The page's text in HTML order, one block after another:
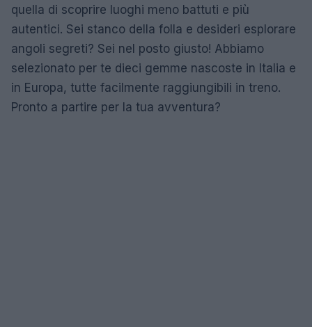
quella di scoprire luoghi meno battuti e più
autentici. Sei stanco della folla e desideri esplorare
angoli segreti? Sei nel posto giusto! Abbiamo
selezionato per te dieci gemme nascoste in Italia e
in Europa, tutte facilmente raggiungibili in treno.
Pronto a partire per la tua avventura?